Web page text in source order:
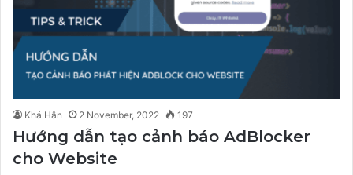
Khả Hân 2 November, 2022 197
Hướng dẫn tạo cảnh báo AdBlocker
cho Website